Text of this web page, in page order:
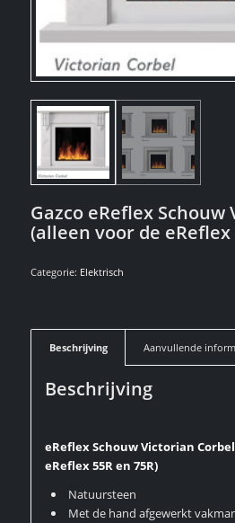
Gazco eReflex
(alleen voor de eReflex
Categorie: Elektrisch
Beschrijving Aanvullende
Beschrijving
eReflex Schouw Victorian
eReflex 55R en 75R)
Natuursteen
Met de hand afgewerkt